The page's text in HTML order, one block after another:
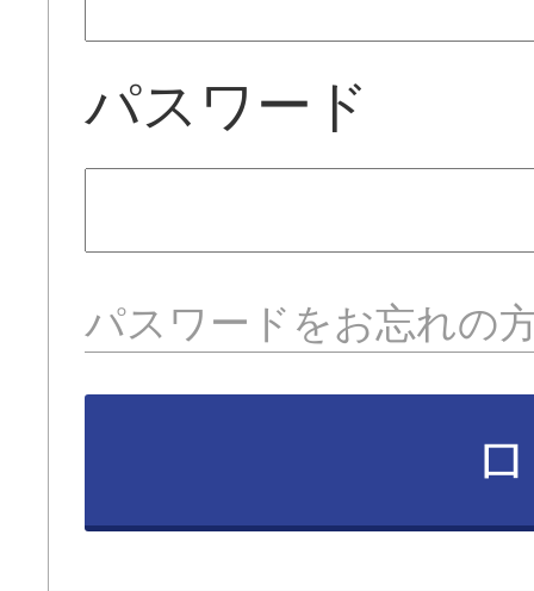
パスワード
パスワードをお忘れの